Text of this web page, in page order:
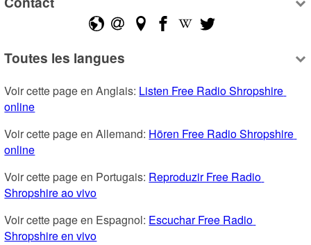
Toutes les langues
Voir cette page en Anglais: Listen Free Radio Shropshire
online
Voir cette page en Allemand: Hören Free Radio Shropshire
online
Voir cette page en Portugais: Reproduzir Free Radio
Shropshire ao vivo
Voir cette page en Espagnol: Escuchar Free Radio
Shropshire en vivo